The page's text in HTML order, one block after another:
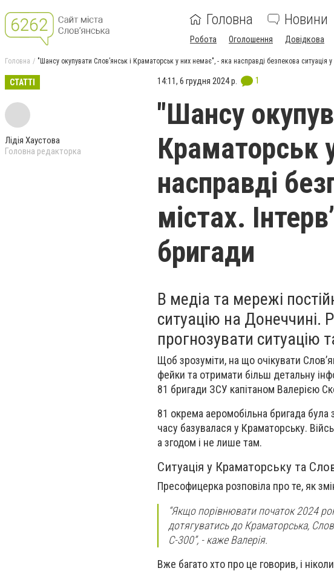
Головна Новини
Робота Оголошення Довідкова
Головна "Шансу окупувати Слов’янськ і Краматорськ у них немає", - яка насправді безпекова ситуація
СТАТТІ
Лідія Хаустова
Головна редакторка
14:11, 6 грудня 2024 р. 1
"Шансу
Краматорськ
насправді
містах.
бригади
В медіа та мережі
ситуацію на Донеччині.
прогнозувати ситуацію
Щоб зрозуміти, на що очікувати
фейки та отримати більш детальну
81 бригади ЗСУ капітаном Валерією
81 окрема аеромобільна бригада була
часу базувалася у Краматорську.
а згодом і не лише там.
Ситуація у Краматорську та
Пресофицерка розповіла про те, як
“Якщо порівнювати початок 2024
дотягуватись до Краматорська,
С-300”, - каже Валерія.
Вже багато хто про це говорив, і